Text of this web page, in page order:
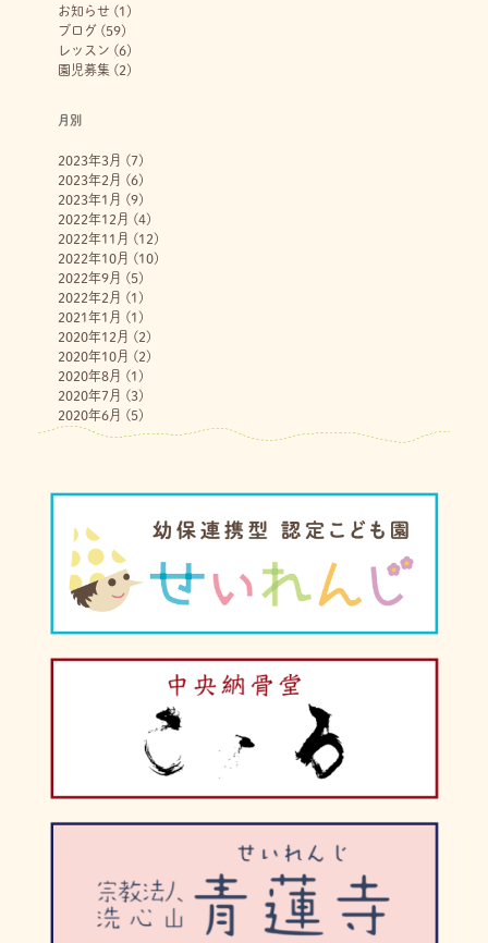
お知らせ(1)
ブログ (59)
レッスン (6)
園児募集 (2)
月別
2023年3月 (7)
2023年2月 (6)
2023年1月 (9)
2022年12月 (4)
2022年11月 (12)
2022年10月 (10)
2022年9月 (5)
2022年2月 (1)
2021年1月 (1)
2020年12月 (2)
2020年10月 (2)
2020年8月 (1)
2020年7月 (3)
2020年6月 (5)